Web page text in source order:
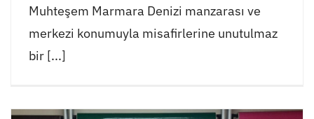
Muhteşem Marmara Denizi manzarası ve
merkezi konumuyla misafirlerine unutulmaz
bir [...]